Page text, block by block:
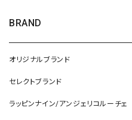
BRAND
オリジナルブランド
セレクトブランド
ラッピンナイン/アンジェリコルーチェ